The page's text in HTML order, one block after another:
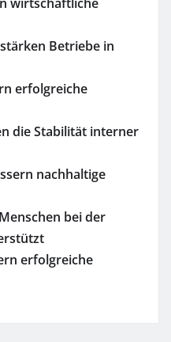
Betriebe in
erfolgreiche
die Stabilität interner
nachhaltige
bei der
erfolgreiche